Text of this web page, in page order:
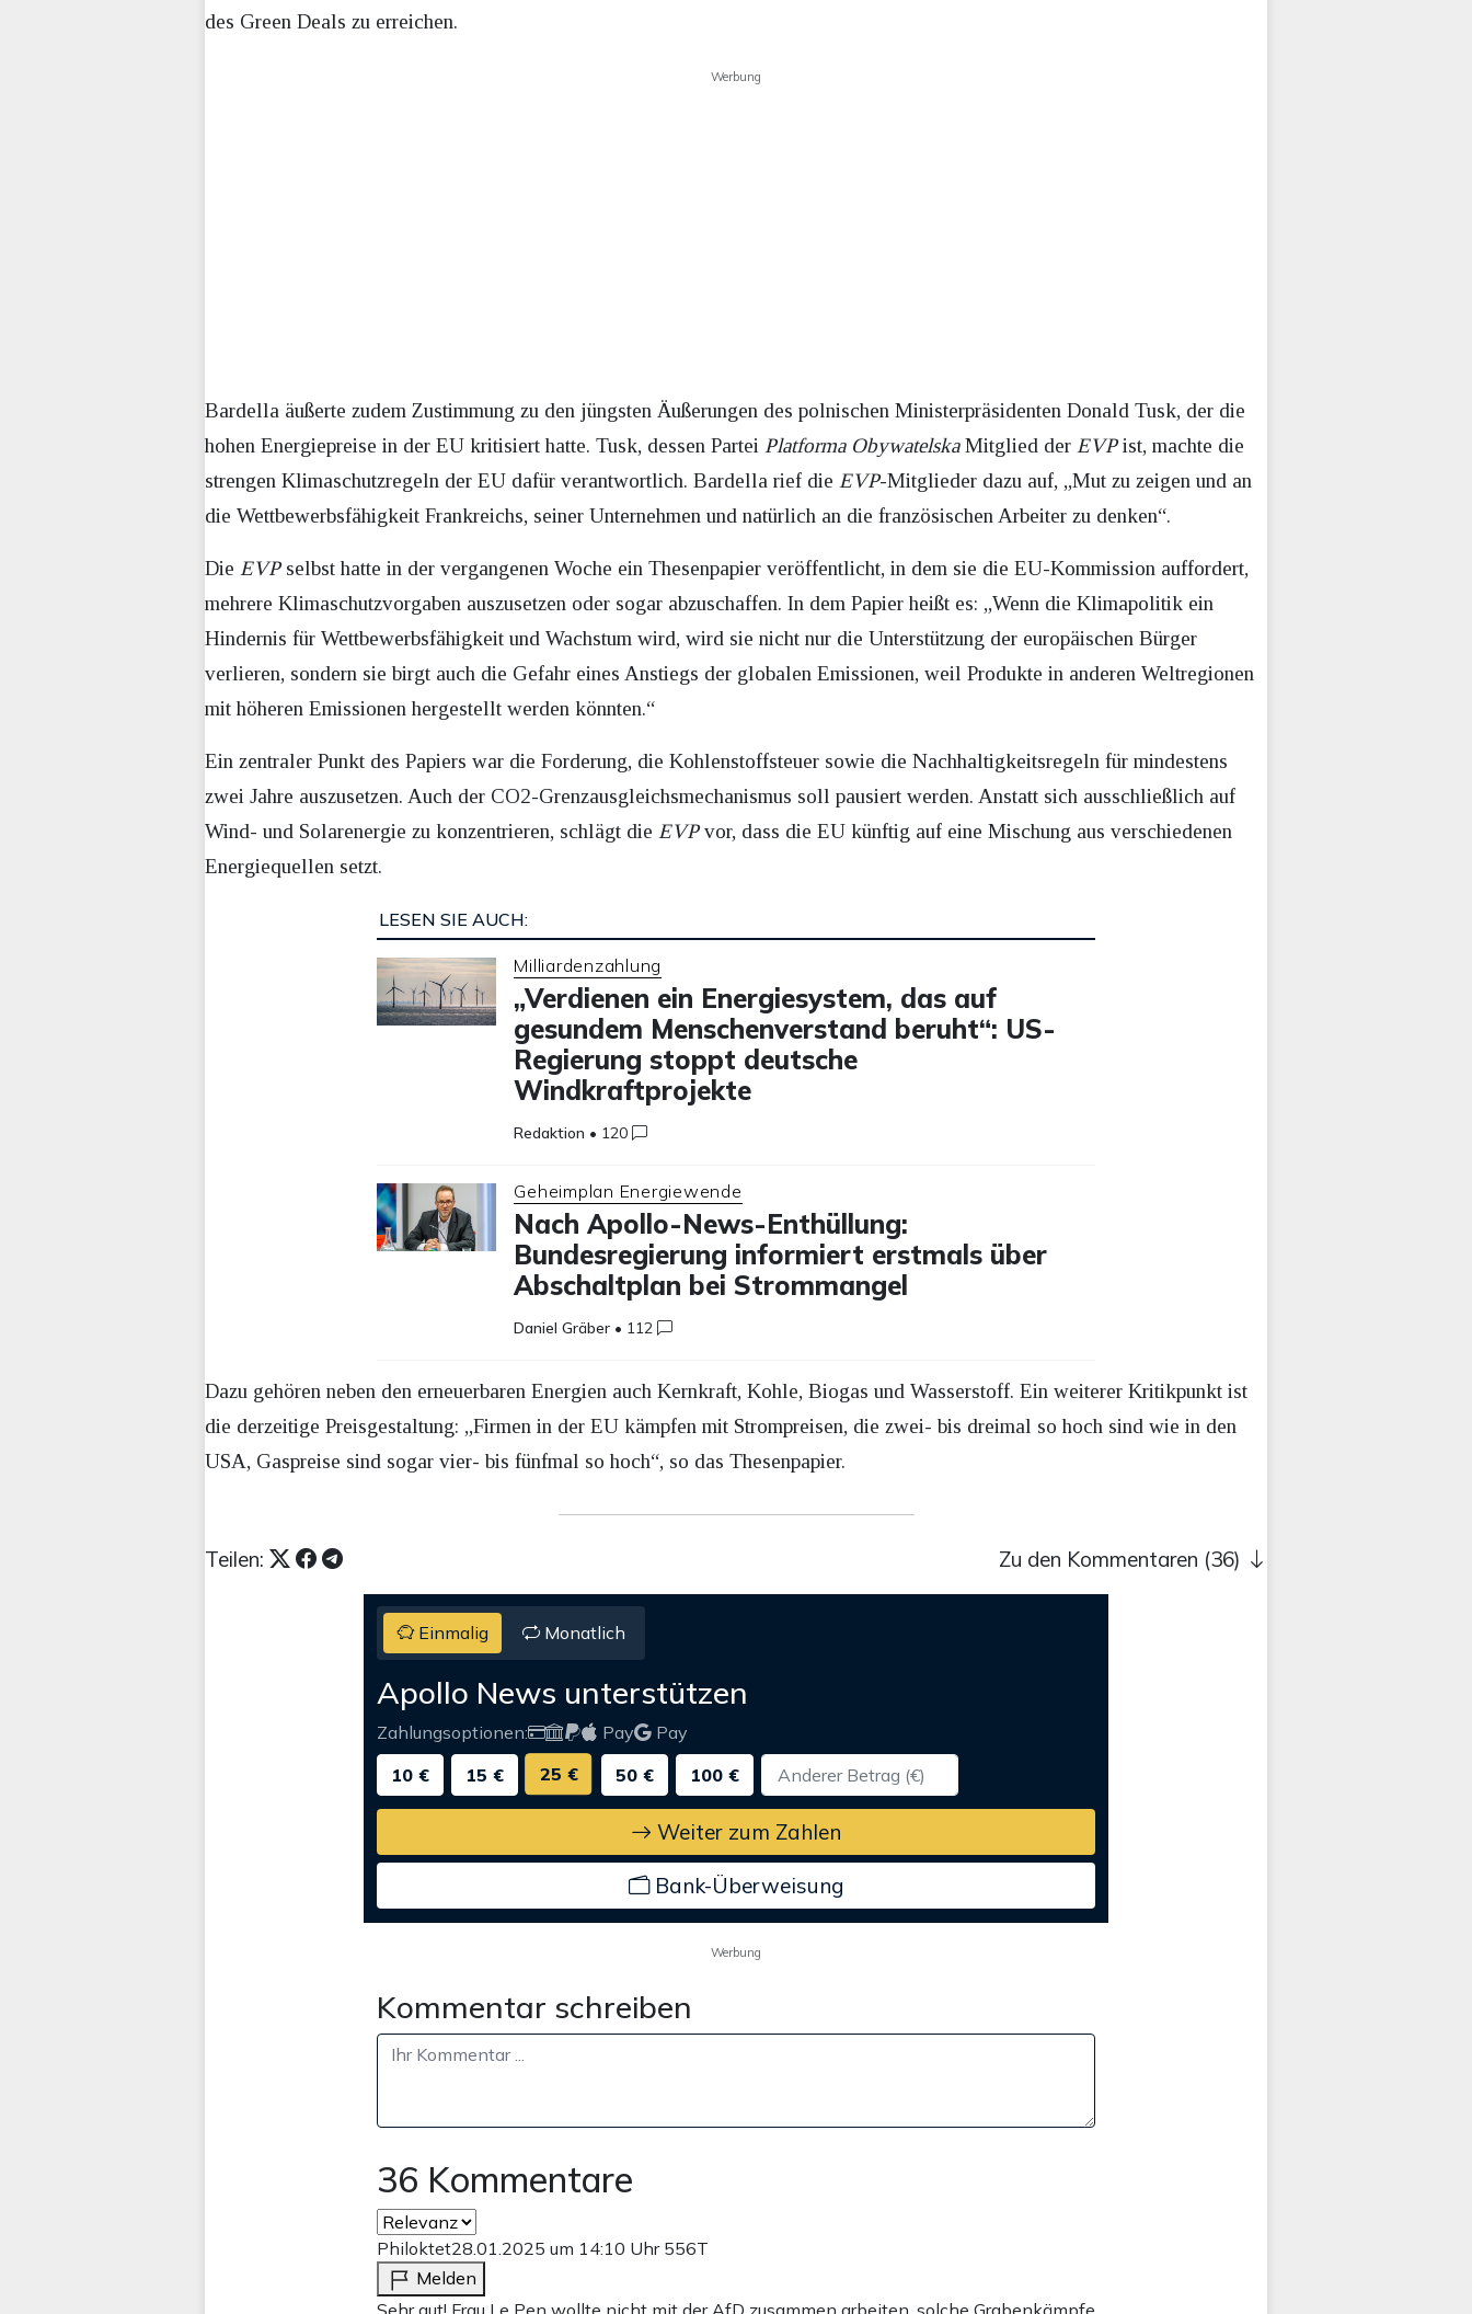
des Green Deals zu erreichen.
Werbung
Bardella äußerte zudem Zustimmung zu den jüngsten Äußerungen des polnischen Ministerpräsidenten Donald Tusk, der die
hohen Energiepreise in der EU kritisiert hatte. Tusk, dessen Partei Platforma ObywatelskaMitglied der EVPist, machte die
strengen Klimaschutzregeln der EU dafür verantwortlich. Bardella rief die EVP-Mitglieder dazu auf, „Mut zu zeigen und an
die Wettbewerbsfähigkeit Frankreichs, seiner Unternehmen und natürlich an die französischen Arbeiter zu denken“.
Die EVPselbst hatte in der vergangenen Woche ein Thesenpapier veröffentlicht, in dem sie die EU-Kommission auffordert,
mehrere Klimaschutzvorgaben auszusetzen oder sogar abzuschaffen. In dem Papier heißt es: „Wenn die Klimapolitik ein
Hindernis für Wettbewerbsfähigkeit und Wachstum wird, wird sie nicht nur die Unterstützung der europäischen Bürger
verlieren, sondern sie birgt auch die Gefahr eines Anstiegs der globalen Emissionen, weil Produkte in anderen Weltregionen
mit höheren Emissionen hergestellt werden könnten.“
Ein zentraler Punkt des Papiers war die Forderung, die Kohlenstoffsteuer sowie die Nachhaltigkeitsregeln für mindestens
zwei Jahre auszusetzen. Auch der CO2-Grenzausgleichsmechanismus soll pausiert werden. Anstatt sich ausschließlich auf
Wind- und Solarenergie zu konzentrieren, schlägt die EVPvor, dass die EU künftig auf eine Mischung aus verschiedenen
Energiequellen setzt.
LESEN SIE AUCH:
Milliardenzahlung
„Verdienen ein Energiesystem, das auf
gesundem Menschenverstand beruht“: US-
Regierung stoppt deutsche
Windkraftprojekte
Redaktion • 120
Geheimplan Energiewende
Nach Apollo-News-Enthüllung:
Bundesregierung informiert erstmals über
Abschaltplan bei Strommangel
Daniel Gräber • 112
Dazu gehören neben den erneuerbaren Energien auch Kernkraft, Kohle, Biogas und Wasserstoff. Ein weiterer Kritikpunkt ist
die derzeitige Preisgestaltung: „Firmen in der EU kämpfen mit Strompreisen, die zwei- bis dreimal so hoch sind wie in den
USA, Gaspreise sind sogar vier- bis fünfmal so hoch“, so das Thesenpapier.
Teilen: Zu den Kommentaren (36)
Einmalig Monatlich
Apollo News unterstützen
Zahlungsoptionen: Pay
Pay
10 €
15 € 25 € 50 € 100 €
Weiter zum Zahlen
Bank-Überweisung
Werbung
Kommentar schreiben
36 Kommentare
Philoktet28.01.2025 um 14:10 Uhr 556T
Melden